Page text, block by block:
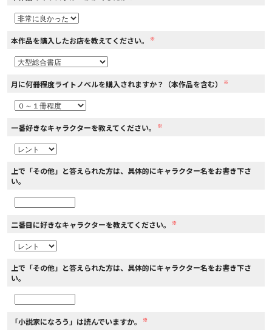
本作品を購入したお店を教えてください。 ※
月に何冊程度ライトノベルを購入されますか？（本作品を含む） ※
一番好きなキャラクターを教えてください。 ※
上で「その他」と答えられた方は、具体的にキャラクター名をお書き下さ
い。
二番目に好きなキャラクターを教えてください。 ※
上で「その他」と答えられた方は、具体的にキャラクター名をお書き下さ
い。
「小説家になろう」は読んでいますか。 ※